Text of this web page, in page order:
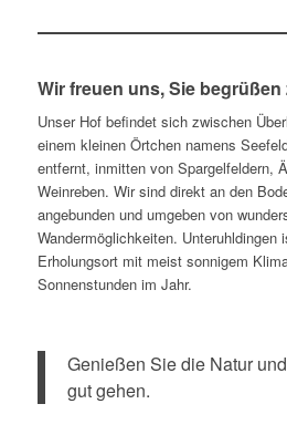
Wir freuen uns, Sie
Unser Hof befindet sich zwischen
einem kleinen Örtchen namens
entfernt, inmitten von Spargelfeldern,
Weinreben. Wir sind direkt an den
angebunden und umgeben von
Wandermöglichkeiten. Unteruhldingen
Erholungsort mit meist sonnigem
Sonnenstunden im Jahr.
Genießen Sie die Natur
gut gehen.